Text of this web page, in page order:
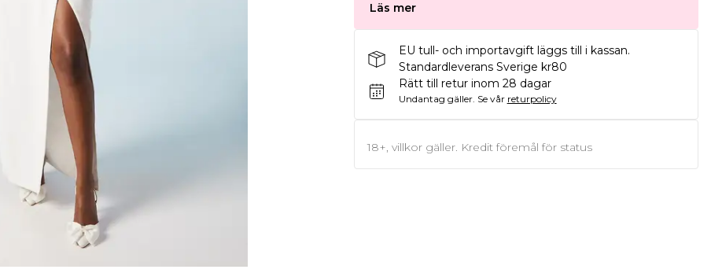
Läs mer
EU tull- och importavgift läggs till i kassan.
Standardleverans Sverige kr80
Rätt till retur inom 28 dagar
Undantag gäller. Se vår returpolicy
18+, villkor gäller. Kredit föremål för status